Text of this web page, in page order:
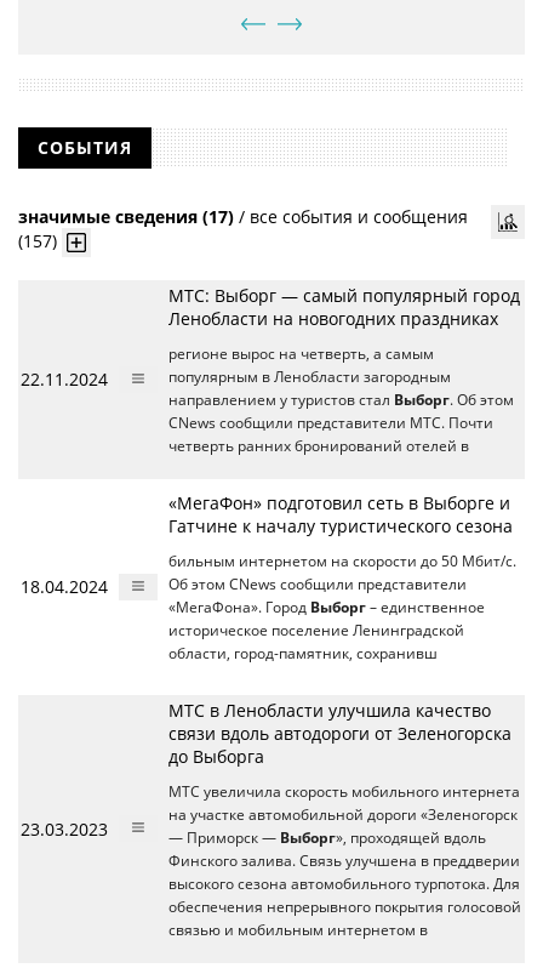
СОБЫТИЯ
значимые сведения (17) / все события и сообщения
(157)
22.11.2024
МТС: Выборг — самый популярный город
Ленобласти на новогодних праздниках
регионе вырос на четверть, а самым
популярным в Ленобласти загородным
направлением у туристов стал Выборг. Об этом
CNews сообщили представители МТС. Почти
четверть ранних бронирований отелей в
18.04.2024
«МегаФон» подготовил сеть в Выборге и
Гатчине к началу туристического сезона
бильным интернетом на скорости до 50 Мбит/с.
Об этом CNews сообщили представители
«МегаФона». Город Выборг – единственное
историческое поселение Ленинградской
области, город-памятник, сохранивш
23.03.2023
МТС в Ленобласти улучшила качество
связи вдоль автодороги от Зеленогорска
до Выборга
МТС увеличила скорость мобильного интернета
на участке автомобильной дороги «Зеленогорск
— Приморск — Выборг», проходящей вдоль
Финского залива. Связь улучшена в преддверии
высокого сезона автомобильного турпотока. Для
обеспечения непрерывного покрытия голосовой
связью и мобильным интернетом в